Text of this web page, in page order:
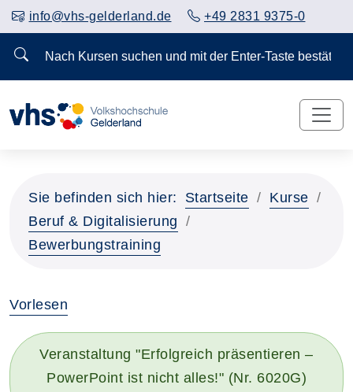
info@vhs-gelderland.de +49 2831 9375-0
Nach Kursen suchen und mit der Enter-Taste
Sie befinden sich hier: Startseite
Kurse
Beruf & Digitalisierung
Bewerbungstraining
Vorlesen
Veranstaltung "Erfolgreich präsentieren –
PowerPoint ist nicht alles!" (Nr. 6020G)